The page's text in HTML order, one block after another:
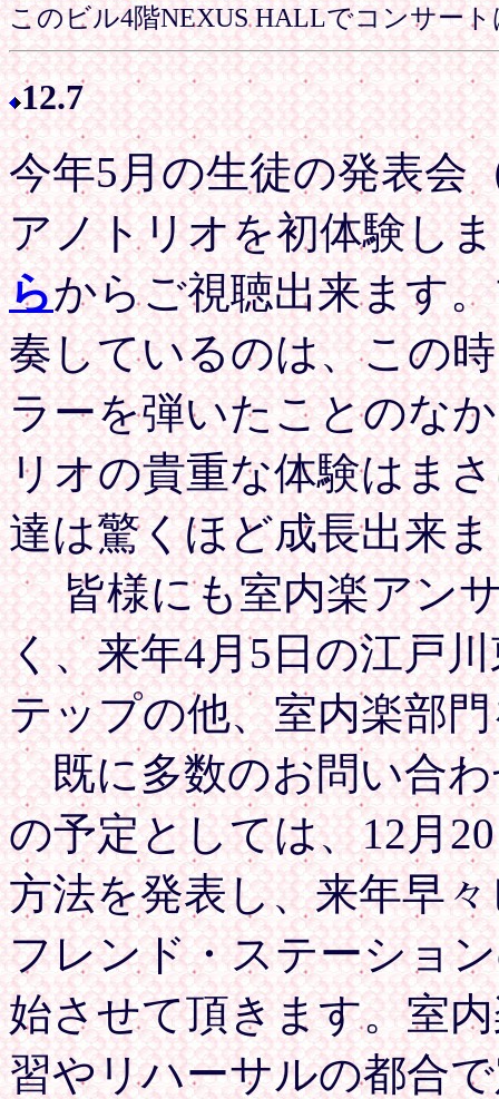
このビル4階NEXUS HALLでコンサー
12.7
今年5月の生徒の発表会
アノトリオを初体験し
らからご視聴出来ます
奏しているのは、この
ラーを弾いたことのな
リオの貴重な体験はま
達は驚くほど成長出来
皆様にも室内楽アンサ
く、来年4月5日の江戸
テップの他、室内楽部
既に多数のお問い合わ
の予定としては、12月
方法を発表し、来年早
フレンド・ステーショ
始させて頂きます。室
習やリハーサルの都合